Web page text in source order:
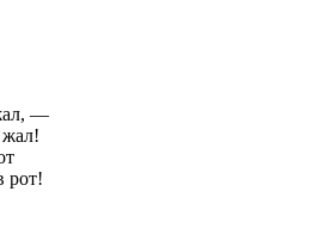
—
рот!